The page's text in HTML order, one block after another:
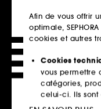
La Nuit de L'Homme
942
67,50€
Prix d'origine : 90,00€ -25%
112,50€ 100ml
Option gravure
3 contenances disponibles
Ajouter au
Afin de vous offrir
optimale,
cookies et autres
Cookies
vous permettre
catégories,
celui-ci. Ils sont
technique du